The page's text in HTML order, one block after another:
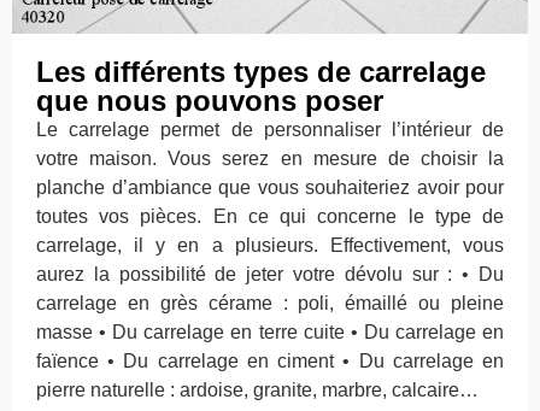
Les différents types de carrelage
que nous pouvons poser
Le carrelage permet de personnaliser l’intérieur de
votre maison. Vous serez en mesure de choisir la
planche d’ambiance que vous souhaiteriez avoir pour
toutes vos pièces. En ce qui concerne le type de
carrelage, il y en a plusieurs. Effectivement, vous
aurez la possibilité de jeter votre dévolu sur : • Du
carrelage en grès cérame : poli, émaillé ou pleine
masse • Du carrelage en terre cuite • Du carrelage en
faïence • Du carrelage en ciment • Du carrelage en
pierre naturelle : ardoise, granite, marbre, calcaire…